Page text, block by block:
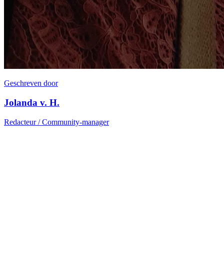
Geschreven door
Jolanda v. H.
Redacteur / Community-manager